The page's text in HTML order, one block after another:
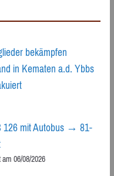
bekämpfen
in Kematen a.d. Ybbs
126 mit Autobus → 81-
06/08/2026